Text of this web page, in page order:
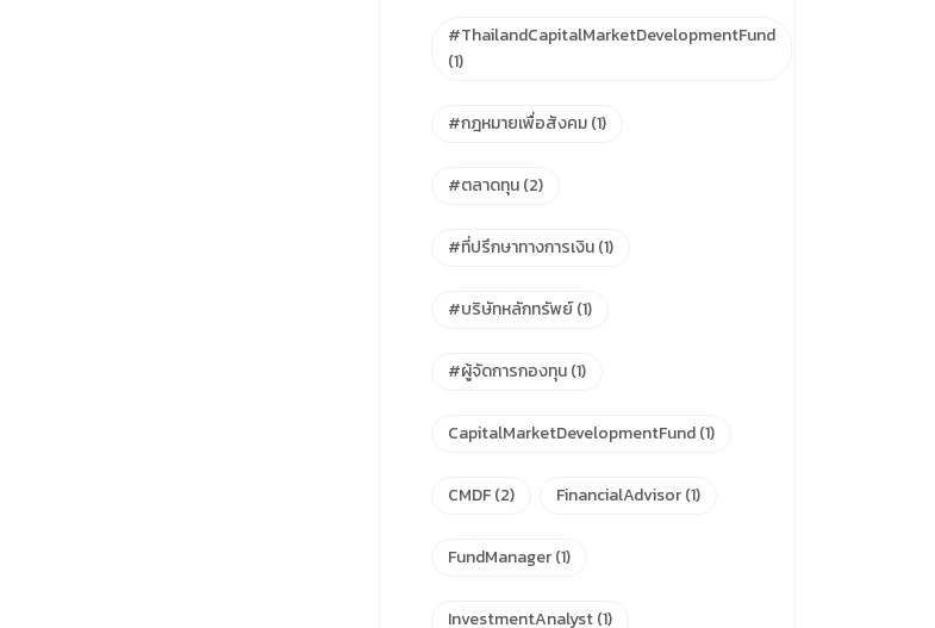
#ThailandCapitalMarketDevelopmentFund
(1)
#กฎหมายเพื่อสังคม(1)
#ตลาดทุน(2)
#ที่ปรึกษาทางการเงิน(1)
#บริษัทหลักทรัพย์(1)
#ผู้จัดการกองทุน(1)
CapitalMarketDevelopmentFund(1)
CMDF(2) FinancialAdvisor(1)
FundManager(1)
InvestmentAnalyst(1)